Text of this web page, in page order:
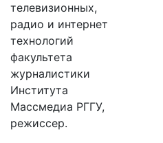
телевизионных,
радио и интернет
технологий
факультета
журналистики
Института
Массмедиа РГГУ,
режиссер.